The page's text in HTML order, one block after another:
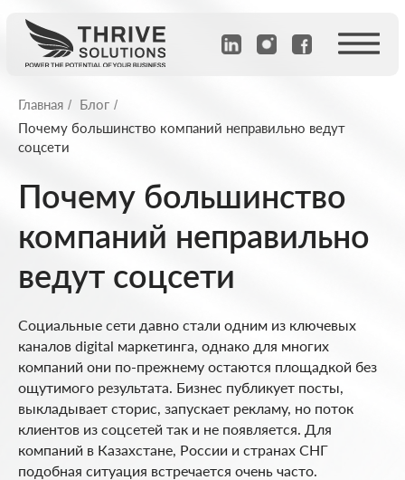
Главная / Блог /
Почему большинство компаний неправильно ведут
соцсети
Почему большинство
компаний неправильно
ведут соцсети
Социальные сети давно стали одним из ключевых
каналов digital маркетинга, однако для многих
компаний они по-прежнему остаются площадкой без
ощутимого результата. Бизнес публикует посты,
выкладывает сторис, запускает рекламу, но поток
клиентов из соцсетей так и не появляется. Для
компаний в Казахстане, России и странах СНГ
подобная ситуация встречается очень часто.